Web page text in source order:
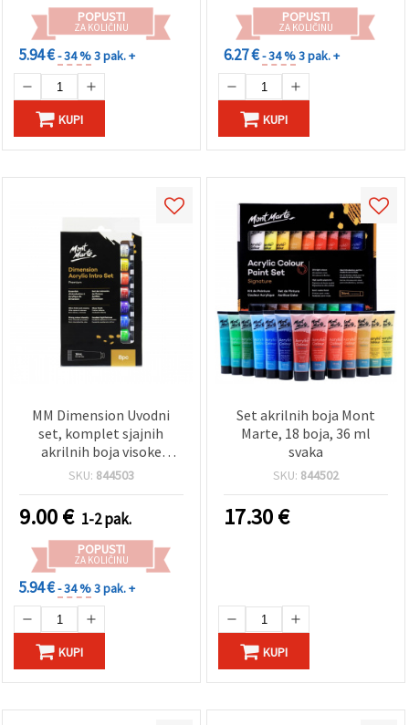
POPUSTI
ZA KOLIČINU
5.94 €- 34 %3 pak. +
KUPI
POPUSTI
ZA KOLIČINU
6.27 €- 34 %3 pak. +
KUPI
MM Dimension Uvodni
set, komplet sjajnih
akrilnih boja visoke
viskoznosti, 8 boja x 18 ml
SKU: 844503
9.00€ 1-2 pak.
POPUSTI
ZA KOLIČINU
5.94 €- 34 %3 pak. +
KUPI
Set akrilnih boja Mont
Marte, 18 boja, 36 ml
svaka
SKU: 844502
17.30€
KUPI